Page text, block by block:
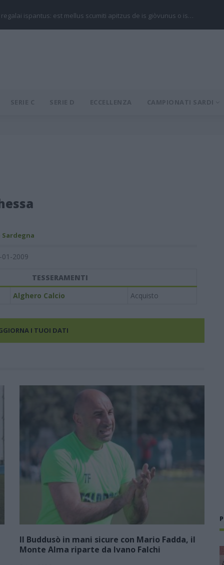
regalai ispantus: est mellus scumiti apitzus de is giòvunus o is…
SERIE C SERIE D ECCELLENZA CAMPIONATI SARDI
01-2009
TESSERAMENTI
Alghero Calcio Acquisto
I TUOI DATI
Il Buddusò in mani sicure con Mario Fadda, il
Monte Alma riparte da Ivano Falchi